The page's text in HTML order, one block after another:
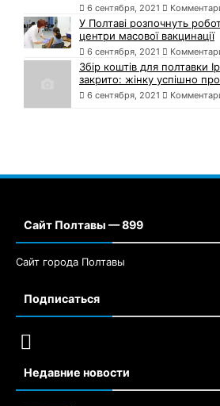
6 сентября, 2021
У Полтаві розпочнуть
центри масової вакцинації
6 сентября, 2021
Збір коштів для полтавки
закрито: жінку успішно
6 сентября, 2021
Сайт Полтавы — 899
Сайт города Полтавы
Подписаться
Недавние новости